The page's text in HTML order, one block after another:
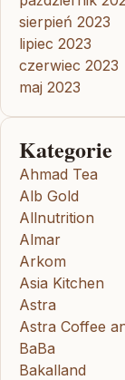
sierpień 2023
lipiec 2023
czerwiec 2023
maj 2023
Kategorie
Ahmad Tea
Alb Gold
Allnutrition
Almar
Arkom
Asia Kitchen
Astra
Astra Coffee
BaBa
Bakalland